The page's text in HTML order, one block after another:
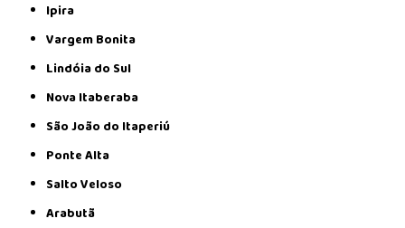
Ipira
Vargem Bonita
Lindóia do Sul
Nova Itaberaba
São João do Itaperiú
Ponte Alta
Salto Veloso
Arabutã